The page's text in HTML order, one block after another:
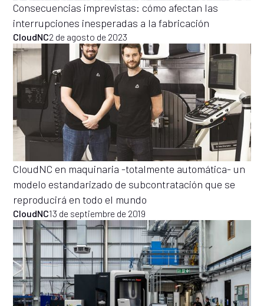
Consecuencias imprevistas: cómo afectan las
interrupciones inesperadas a la fabricación
CloudNC2 de agosto de 2023
CloudNC en maquinaria -totalmente automática- un
modelo estandarizado de subcontratación que se
reproducirá en todo el mundo
CloudNC13 de septiembre de 2019